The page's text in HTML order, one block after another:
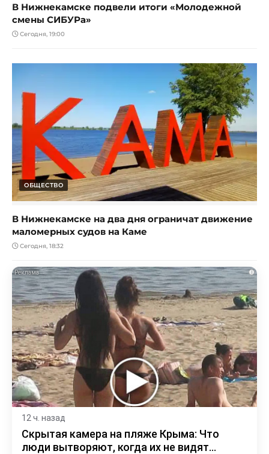
В Нижнекамске подвели итоги «Молодежной
смены СИБУРа»
Сегодня, 19:00
ОБЩЕСТВО
В Нижнекамске на два дня ограничат движение
маломерных судов на Каме
Сегодня, 18:32
i
12 ч. назад
Скрытая камера на пляже Крыма: Что
люди вытворяют, когда их не видят...